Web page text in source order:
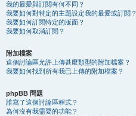
我的最愛與訂閱有何不同？
我要如何對特定的主題設定我的最愛或訂閱？
我要如何訂閱特定的版面？
我要如何取消訂閱？
附加檔案
這個討論區允許上傳甚麼類型的附加檔案？
我要如何找到所有我已上傳的附加檔案？
phpBB 問題
誰寫了這個討論區程式？
為何沒有我需要的功能？